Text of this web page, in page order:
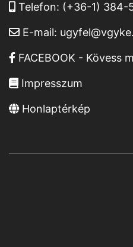
Telefon: (+36-1) 384-
E-mail:
FACEBOOK - Kövess
Impresszum
Honlaptérkép